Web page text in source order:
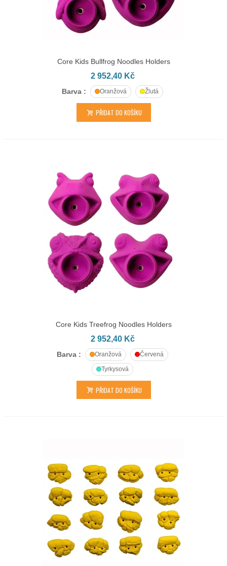
Core Kids Bullfrog Noodles Holders
2 952,40 Kč
Barva : Oranžová Žlutá
PŘIDAT DO KOŠÍKU
Core Kids Treefrog Noodles Holders
2 952,40 Kč
Barva : Oranžová Červená
Tyrkysová
PŘIDAT DO KOŠÍKU